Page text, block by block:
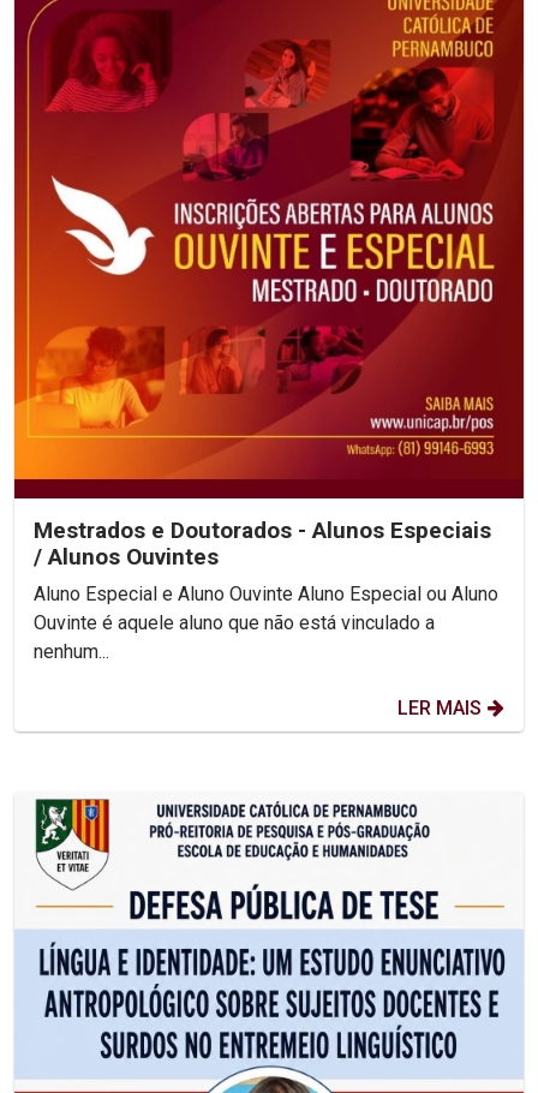
Mestrados e Doutorados - Alunos Especiais
/ Alunos Ouvintes
Aluno Especial e Aluno Ouvinte Aluno Especial ou Aluno
Ouvinte é aquele aluno que não está vinculado a
nenhum...
LER MAIS